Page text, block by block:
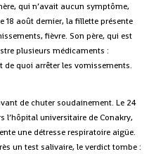
qui n’avait aucun symptôme,
18 août dernier, la fillette présente
fièvre. Son père, qui est
plusieurs médicaments :
quoi arrêter les vomissements.
de chuter soudainement. Le 24
l’hôpital universitaire de Conakry,
une détresse respiratoire aigüe.
un test salivaire, le verdict tombe :